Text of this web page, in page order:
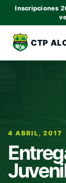
Inscripciones
CTP
4 ABRIL, 2017